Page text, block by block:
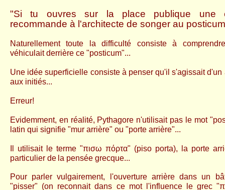
"Si tu ouvres sur la place publique une
recommande à l'architecte de songer au
Naturellement toute la difficulté consiste à
véhiculait derrière ce "posticum"...
Une idée superficielle consiste à penser qu'il s'agissait
aux initiés...
Erreur!
Evidemment, en réalité, Pythagore n'utilisait pas le mot "
latin qui signifie "mur arrière" ou "porte arrière"...
Il utilisait le terme "πισω πόρτα" (piso porta), la porte
particulier de la pensée grecque...
Pour parler vulgairement, l'ouverture arrière dans un
"pisser" (on reconnait dans ce mot l'influence le grec"